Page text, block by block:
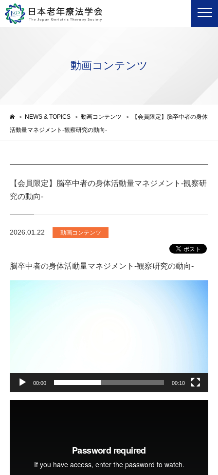
動画コンテンツ
> NEWS & TOPICS > 動画コンテンツ >
【会員限定】脳卒中者の身体
活動量マネジメント-観察研究の動向-
【会員限定】脳卒中者の身体活動量マネジメント-観察研
究の動向-
2026.01.22 動画コンテンツ
脳卒中者の身体活動量マネジメント-観察研究の動向-
00:00 00:10